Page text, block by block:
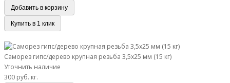
Добавить в корзину
Купить в 1 клик
Саморез гипс/дерево крупная резьба 3,5х25 мм (15 кг)
Уточнить наличие
300 руб. кг.